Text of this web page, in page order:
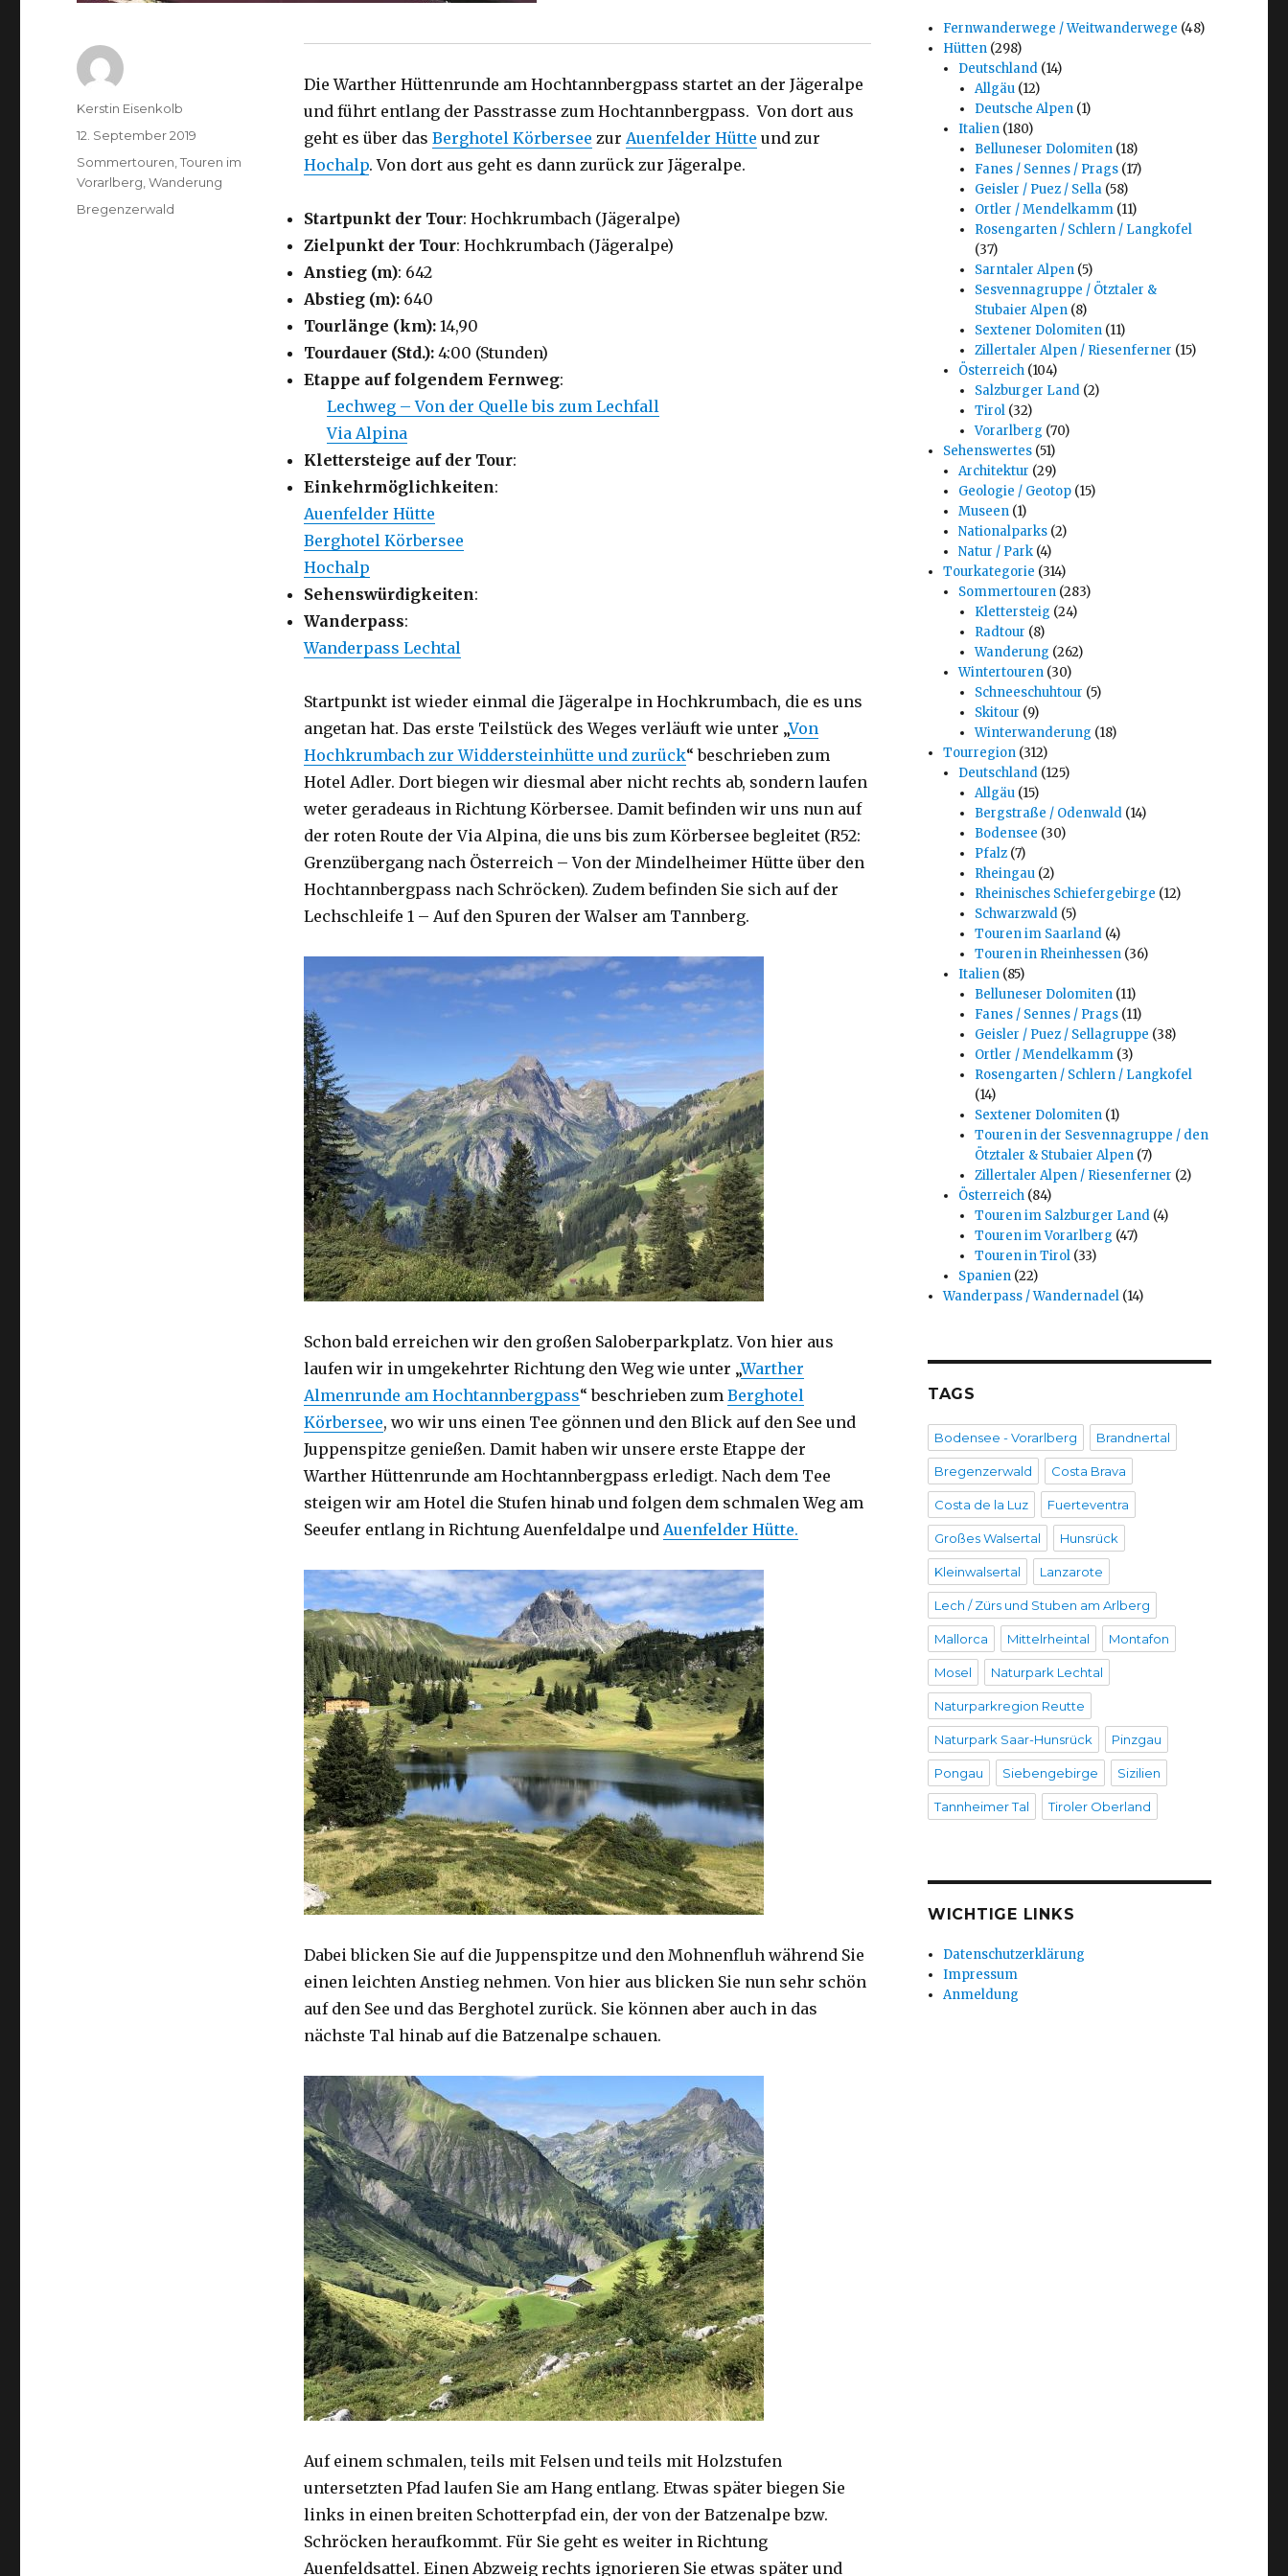
Die Warther Hüttenrunde am Hochtannbergpass startet an der Jägeralpe
und führt entlang der Passtrasse zum Hochtannbergpass. Von dort aus
geht es über das Berghotel Körbersee zur Auenfelder Hütte und zur
Hochalp. Von dort aus geht es dann zurück zur Jägeralpe.
Startpunkt der Tour: Hochkrumbach (Jägeralpe)
Zielpunkt der Tour: Hochkrumbach (Jägeralpe)
Anstieg (m): 642
Abstieg (m):640
Tourlänge (km): 14,90
Tourdauer (Std.):4:00 (Stunden)
Etappe auf folgendem Fernweg:
Lechweg – Von der Quelle bis zum Lechfall
Via Alpina
Klettersteige auf der Tour:
Einkehrmöglichkeiten:
Auenfelder Hütte
Berghotel Körbersee
Hochalp
Sehenswürdigkeiten:
Wanderpass:
Wanderpass Lechtal
Startpunkt ist wieder einmal die Jägeralpe in Hochkrumbach, die es uns
angetan hat. Das erste Teilstück des Weges verläuft wie unter „Von
Hochkrumbach zur Widdersteinhütte und zurück“ beschrieben zum
Hotel Adler. Dort biegen wir diesmal aber nicht rechts ab, sondern laufen
weter geradeaus in Richtung Körbersee. Damit befinden wir uns nun auf
der roten Route der Via Alpina, die uns bis zum Körbersee begleitet (R52:
Grenzübergang nach Österreich – Von der Mindelheimer Hütte über den
Hochtannbergpass nach Schröcken). Zudem befinden Sie sich auf der
Lechschleife 1 – Auf den Spuren der Walser am Tannberg.
Schon bald erreichen wir den großen Saloberparkplatz. Von hier aus
laufen wir in umgekehrter Richtung den Weg wie unter „Warther
Almenrunde am Hochtannbergpass“ beschrieben zum Berghotel
Körbersee, wo wir uns einen Tee gönnen und den Blick auf den See und
Juppenspitze genießen. Damit haben wir unsere erste Etappe der
Warther Hüttenrunde am Hochtannbergpass erledigt. Nach dem Tee
steigen wir am Hotel die Stufen hinab und folgen dem schmalen Weg am
Seeufer entlang in Richtung Auenfeldalpe und Auenfelder Hütte.
Dabei blicken Sie auf die Juppenspitze und den Mohnenfluh während Sie
einen leichten Anstieg nehmen. Von hier aus blicken Sie nun sehr schön
auf den See und das Berghotel zurück. Sie können aber auch in das
nächste Tal hinab auf die Batzenalpe schauen.
Auf einem schmalen, teils mit Felsen und teils mit Holzstufen
untersetzten Pfad laufen Sie am Hang entlang. Etwas später biegen Sie
links in einen breiten Schotterpfad ein, der von der Batzenalpe bzw.
Schröcken heraufkommt. Für Sie geht es weiter in Richtung
Auenfeldsattel. Einen Abzweig rechts ignorieren Sie etwas später und
Autor
Kerstin Eisenkolb
Veröffentlicht
12. September 2019
Kategorien
Sommertouren ,Touren im
Vorarlberg ,Wanderung
Schlagwörter
Bregenzerwald
Fernwanderwege / Weitwanderwege (48)
Hütten (298)
Deutschland (14)
Allgäu(12)
Deutsche Alpen(1)
Italien (180)
Belluneser Dolomiten(18)
Fanes / Sennes / Prags(17)
Geisler / Puez / Sella(58)
Ortler / Mendelkamm(11)
Rosengarten / Schlern / Langkofel
(37)
Sarntaler Alpen(5)
Sesvennagruppe / Ötztaler &
Stubaier Alpen(8)
Sextener Dolomiten(11)
Zillertaler Alpen / Riesenferner (15)
Österreich (104)
Salzburger Land(2)
Tirol(32)
Vorarlberg (70)
Sehenswertes (51)
Architektur (29)
Geologie / Geotop (15)
Museen (1)
Nationalparks (2)
Natur / Park (4)
Tourkategorie (314)
Sommertouren (283)
Klettersteig (24)
Radtour (8)
Wanderung (262)
Wintertouren (30)
Schneeschuhtour (5)
Skitour (9)
Winterwanderung (18)
Tourregion (312)
Deutschland (125)
Allgäu(15)
Bergstraße / Odenwald(14)
Bodensee (30)
Pfalz(7)
Rheingau(2)
Rheinisches Schiefergebirge (12)
Schwarzwald(5)
Touren im Saarland(4)
Touren in Rheinhessen(36)
Italien (85)
Belluneser Dolomiten(11)
Fanes / Sennes / Prags(11)
Geisler / Puez / Sellagruppe (38)
Ortler / Mendelkamm(3)
Rosengarten / Schlern / Langkofel
(14)
Sextener Dolomiten(1)
Touren in der Sesvennagruppe / den
Ötztaler & Stubaier Alpen(7)
Zillertaler Alpen / Riesenferner (2)
Österreich (84)
Touren im Salzburger Land(4)
Touren im Vorarlberg (47)
Touren in Tirol(33)
Spanien (22)
Wanderpass / Wandernadel (14)
TAGS
Bodensee - Vorarlberg Brandnertal
Bregenzerwald Costa Brava
Costa de la Luz Fuerteventra
Großes Walsertal Hunsrück
Kleinwalsertal Lanzarote
Lech / Zürs und Stuben am Arlberg
Mallorca Mittelrheintal Montafon
Mosel Naturpark Lechtal
Naturparkregion Reutte
Naturpark Saar-Hunsrück Pinzgau
Pongau Siebengebirge Sizilien
Tannheimer Tal Tiroler Oberland
WICHTIGE LINKS
Datenschutzerklärung
Impressum
Anmeldung